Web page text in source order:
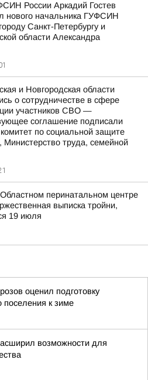
России Аркадий Гостев
нового начальника ГУФСИН
Санкт-Петербургу и
области Александра
и Новгородская области
о сотрудничестве в сфере
участников СВО —
соглашение подписали
по социальной защите
Министерство труда, семейной
перинатальном центре
выписка тройни,
19 июля
оценил подготовку
поселения к зиме
возможности для